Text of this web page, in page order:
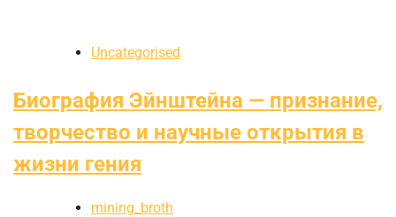
Uncategorised
Биография Эйнштейна — признание,
творчество и научные открытия в
жизни гения
mining_broth